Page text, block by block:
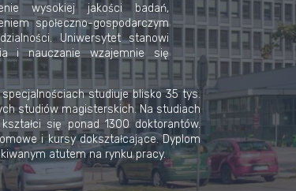
wysokiej jakości badań,
społeczno-gospodarczym
Uniwersytet stanowi
i nauczanie wzajemnie się
studiuje blisko 35 tys.
studiów magisterskich. Na studiach
się ponad 1300 doktorantów.
i kursy dokształcające. Dyplom
atutem na rynku pracy.